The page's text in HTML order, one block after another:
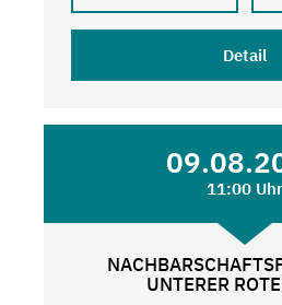
Detail
11:00 Uhr
UNTERER